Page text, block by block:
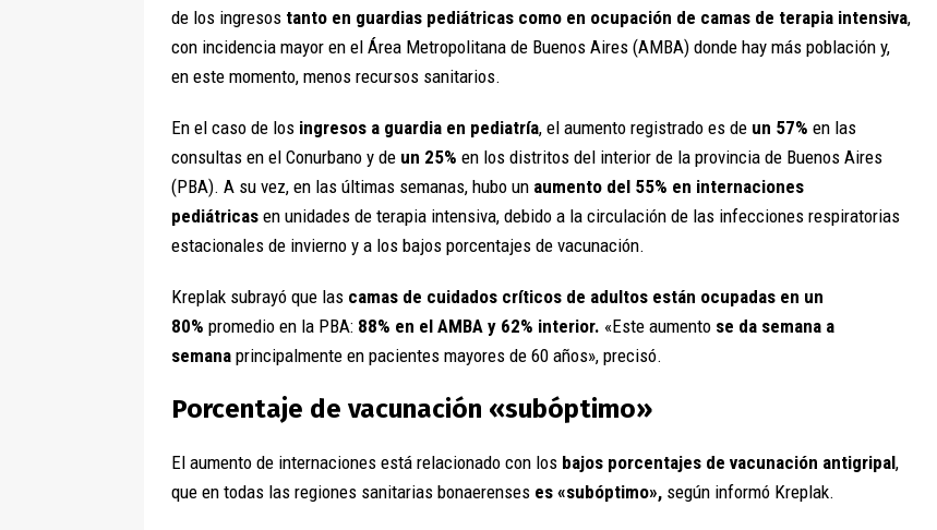
de los ingresos tanto en guardias pediátricas como en ocupación de camas de terapia intensiva,
con incidencia mayor en el Área Metropolitana de Buenos Aires (AMBA) donde hay más población y,
en este momento, menos recursos sanitarios.
En el caso de los ingresos a guardia en pediatría, el aumento registrado es de un 57% en las
consultas en el Conurbano y de un 25% en los distritos del interior de la provincia de Buenos Aires
(PBA). A su vez, en las últimas semanas, hubo un aumento del 55% en internaciones
pediátricas en unidades de terapia intensiva, debido a la circulación de las infecciones respiratorias
estacionales de invierno y a los bajos porcentajes de vacunación.
Kreplak subrayó que las camas de cuidados críticos de adultos están ocupadas en un
80% promedio en la PBA: 88% en el AMBA y 62% interior. «Este aumento se da semana a
semana principalmente en pacientes mayores de 60 años», precisó.
Porcentaje de vacunación «subóptimo»
El aumento de internaciones está relacionado con los bajos porcentajes de vacunación antigripal,
que en todas las regiones sanitarias bonaerenses es «subóptimo», según informó Kreplak.